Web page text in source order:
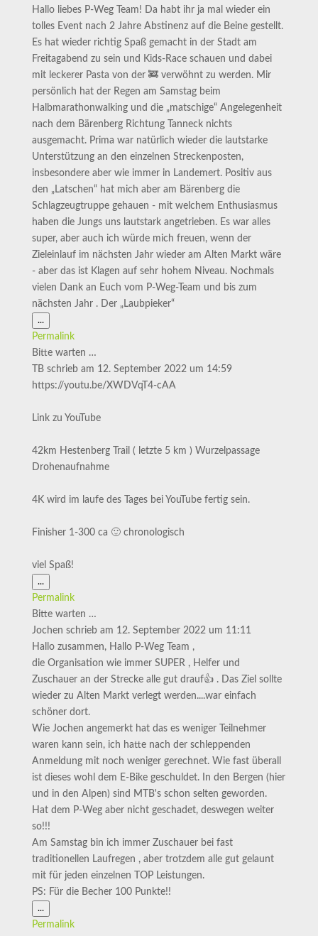
Hallo liebes P-Weg Team! Da habt ihr ja mal wieder ein
tolles Event nach 2 Jahre Abstinenz auf die Beine gestellt.
Es hat wieder richtig Spaß gemacht in der Stadt am
Freitagabend zu sein und Kids-Race schauen und dabei
mit leckerer Pasta von der 🚒 verwöhnt zu werden. Mir
persönlich hat der Regen am Samstag beim
Halbmarathonwalking und die „matschige“ Angelegenheit
nach dem Bärenberg Richtung Tanneck nichts
ausgemacht. Prima war natürlich wieder die lautstarke
Unterstützung an den einzelnen Streckenposten,
insbesondere aber wie immer in Landemert. Positiv aus
den „Latschen“ hat mich aber am Bärenberg die
Schlagzeugtruppe gehauen - mit welchem Enthusiasmus
haben die Jungs uns lautstark angetrieben. Es war alles
super, aber auch ich würde mich freuen, wenn der
Zieleinlauf im nächsten Jahr wieder am Alten Markt wäre
- aber das ist Klagen auf sehr hohem Niveau. Nochmals
vielen Dank an Euch vom P-Weg-Team und bis zum
nächsten Jahr . Der „Laubpieker“
...Diese
Metabox
Permalink
Bitte warten …
TB schrieb am 12. September 2022 um 14:59
https://youtu.be/XWDVqT4-cAA
Link zu YouTube
42km Hestenberg Trail ( letzte 5 km ) Wurzelpassage
Drohenaufnahme
4K wird im laufe des Tages bei YouTube fertig sein.
Finisher 1-300 ca 🙂 chronologisch
viel Spaß!
...Diese
Metabox
Permalink
Bitte warten …
Jochen schrieb am 12. September 2022 um 11:11
Hallo zusammen, Hallo P-Weg Team ,
die Organisation wie immer SUPER , Helfer und
Zuschauer an der Strecke alle gut drauf👍 . Das Ziel sollte
wieder zu Alten Markt verlegt werden....war einfach
schöner dort.
Wie Jochen angemerkt hat das es weniger Teilnehmer
waren kann sein, ich hatte nach der schleppenden
Anmeldung mit noch weniger gerechnet. Wie fast überall
ist dieses wohl dem E-Bike geschuldet. In den Bergen (hier
und in den Alpen) sind MTB's schon selten geworden.
Hat dem P-Weg aber nicht geschadet, deswegen weiter
so!!!
Am Samstag bin ich immer Zuschauer bei fast
traditionellen Laufregen , aber trotzdem alle gut gelaunt
mit für jeden einzelnen TOP Leistungen.
PS: Für die Becher 100 Punkte!!
...Diese
Metabox
Permalink